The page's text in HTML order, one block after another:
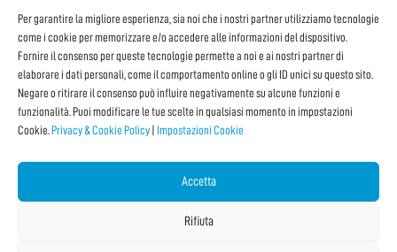
Per garantire la migliore esperienza, sia noi che i nostri partner utilizziamo tecnologie
come i cookie per memorizzare e/o accedere alle informazioni del dispositivo.
Fornire il consenso per queste tecnologie permette a noi e ai nostri partner di
elaborare i dati personali, come il comportamento online o gli ID unici su questo sito.
Negare o ritirare il consenso può influire negativamente su alcune funzioni e
funzionalità. Puoi modificare le tue scelte in qualsiasi momento in impostazioni
Cookie. Privacy & Cookie Policy Impostazioni Cookie
Accetta
Rifiuta
Iscriviti alla Newsletter
CONDIVIDI QUESTA PAGINA!
Facebook